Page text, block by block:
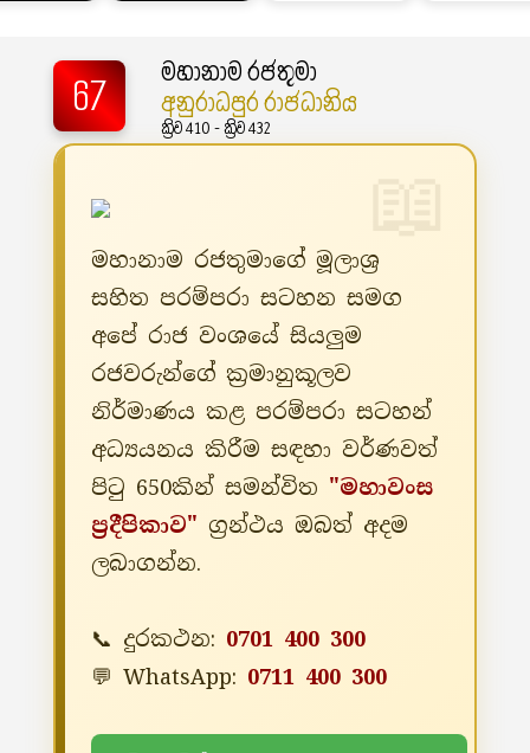
67
මහානාම රජතුමා
අනුරාධපුර රාජධානිය
ක්‍රිව 410 - ක්‍රිව 432
මහානාම රජතුමාගේ මූලාශ්‍ර
සහිත පරම්පරා සටහන සමග
අපේ රාජ වංශයේ සියලුම
රජවරුන්ගේ ක්‍රමානුකූලව
නිර්මාණය කළ පරම්පරා සටහන්
අධ්‍යයනය කිරීම සඳහා වර්ණවත්
පිටු 650කින් සමන්විත "මහාවංස
ප්‍රදීපිකාව" ග්‍රන්ථය ඔබත් අදම
ලබාගන්න.
📞 දුරකථන: 0701 400 300
💬 WhatsApp: 0711 400 300